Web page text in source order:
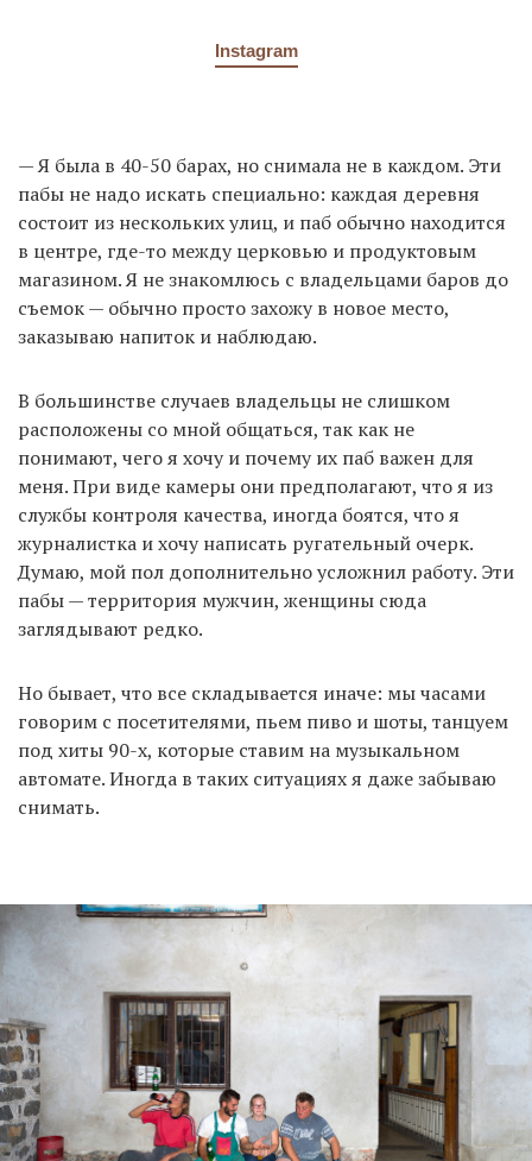
Instagram
— Я была в 40-50 барах, но снимала не в каждом. Эти
пабы не надо искать специально: каждая деревня
состоит из нескольких улиц, и паб обычно находится
в центре, где-то между церковью и продуктовым
магазином. Я не знакомлюсь с владельцами баров до
съемок — обычно просто захожу в новое место,
заказываю напиток и наблюдаю.
В большинстве случаев владельцы не слишком
расположены со мной общаться, так как не
понимают, чего я хочу и почему их паб важен для
меня. При виде камеры они предполагают, что я из
службы контроля качества, иногда боятся, что я
журналистка и хочу написать ругательный очерк.
Думаю, мой пол дополнительно усложнил работу. Эти
пабы — территория мужчин, женщины сюда
заглядывают редко.
Но бывает, что все складывается иначе: мы часами
говорим с посетителями, пьем пиво и шоты, танцуем
под хиты 90-х, которые ставим на музыкальном
автомате. Иногда в таких ситуациях я даже забываю
снимать.